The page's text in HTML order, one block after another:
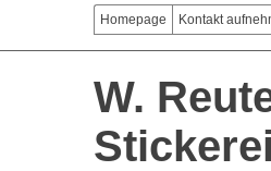
Homepage Kontakt
W.